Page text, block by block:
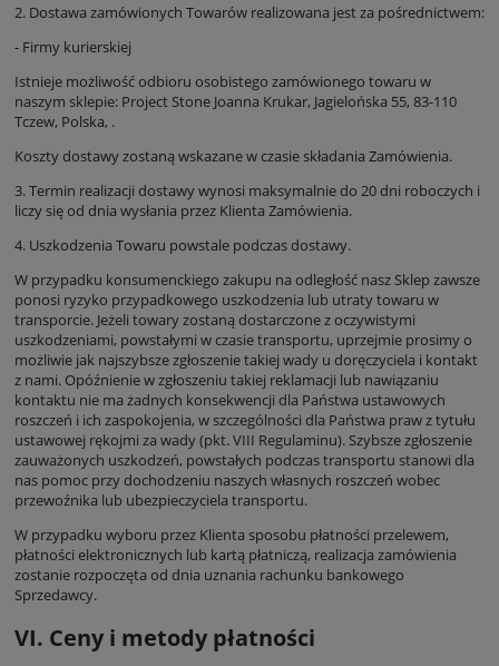
2. Dostawa zamówionych Towarów realizowana jest za pośrednictwem:
- Firmy kurierskiej
Istnieje możliwość odbioru osobistego zamówionego towaru w
naszym sklepie: Project Stone Joanna Krukar, Jagielońska 55, 83-110
Tczew, Polska, .
Koszty dostawy zostaną wskazane w czasie składania Zamówienia.
3. Termin realizacji dostawy wynosi maksymalnie do 20 dni roboczych i
liczy się od dnia wysłania przez Klienta Zamówienia.
4. Uszkodzenia Towaru powstale podczas dostawy.
W przypadku konsumenckiego zakupu na odległość nasz Sklep zawsze
ponosi ryzyko przypadkowego uszkodzenia lub utraty towaru w
transporcie. Jeżeli towary zostaną dostarczone z oczywistymi
uszkodzeniami, powstałymi w czasie transportu, uprzejmie prosimy o
możliwie jak najszybsze zgłoszenie takiej wady u doręczyciela i kontakt
z nami. Opóźnienie w zgłoszeniu takiej reklamacji lub nawiązaniu
kontaktu nie ma żadnych konsekwencji dla Państwa ustawowych
roszczeń i ich zaspokojenia, w szczególności dla Państwa praw z tytułu
ustawowej rękojmi za wady (pkt. VIII Regulaminu). Szybsze zgłoszenie
zauważonych uszkodzeń, powstałych podczas transportu stanowi dla
nas pomoc przy dochodzeniu naszych własnych roszczeń wobec
przewoźnika lub ubezpieczyciela transportu.
W przypadku wyboru przez Klienta sposobu płatności przelewem,
płatności elektronicznych lub kartą płatniczą, realizacja zamówienia
zostanie rozpoczęta od dnia uznania rachunku bankowego
Sprzedawcy.
VI. Ceny i metody płatności